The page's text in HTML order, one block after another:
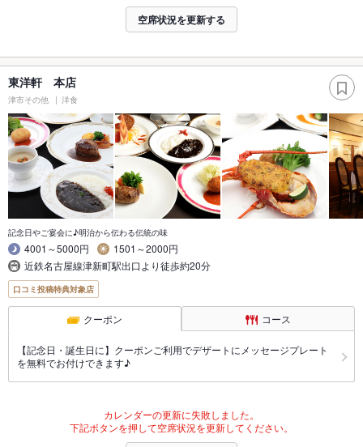
空席状況を更新する
東洋軒 本店
津市その他 洋食
記念日やご宴会に♪明治から伝わる伝統の味
4001～5000円
1501～2000円
近鉄名古屋線津新町駅出口より徒歩約20分
口コミ投稿特典対象店
クーポン コース
【記念日・誕生日に】クーポンご利用でデザートにメッセージプレート
を無料でお付けできます♪
カレンダーの更新に失敗しました。
下記ボタンを押して空席状況を更新してください。